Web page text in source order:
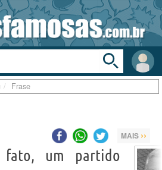
Área
do
Toggle
search
bar
Frase
MAIS ››
um partido